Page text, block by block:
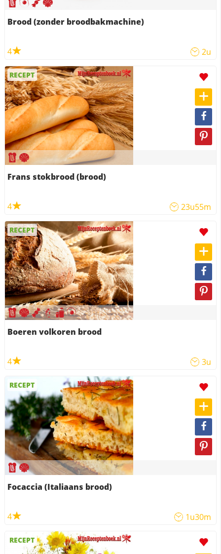
Brood (zonder broodbakmachine)
4 2u
RECEPT
Frans stokbrood (brood)
4 23u55m
RECEPT
Boeren volkoren brood
4 3u
RECEPT
Focaccia (Italiaans brood)
4 1u30m
RECEPT